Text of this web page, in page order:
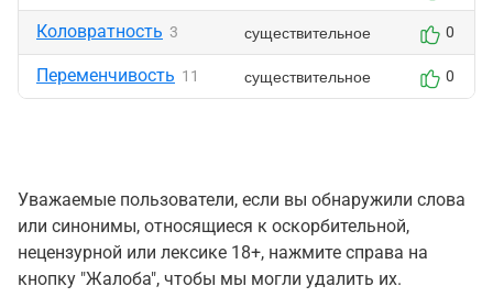
Коловратность 3 существительное 0
Переменчивость 11 существительное 0
Уважаемые пользователи, если вы обнаружили слова
или синонимы, относящиеся к оскорбительной,
нецензурной или лексике 18+, нажмите справа на
кнопку "Жалоба", чтобы мы могли удалить их.